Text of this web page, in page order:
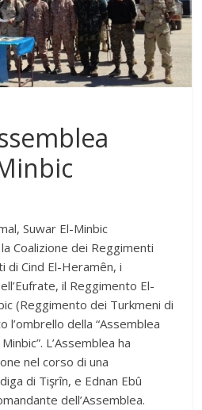
Suwar El-Minbic
Coalizione dei Reggimenti
di Cind El-Heramên, i
il Reggimento El-
(Reggimento dei Turkmeni di
l’ombrello della “Assemblea
L’Assemblea ha
nel corso di una
di Tişrîn, e Ednan Ebû
dell’Assemblea.